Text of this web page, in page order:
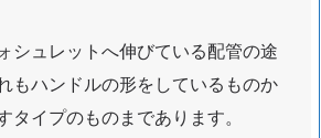
シュレットへ伸びている配管の途
もハンドルの形をしているものか
タイプのものまであります。